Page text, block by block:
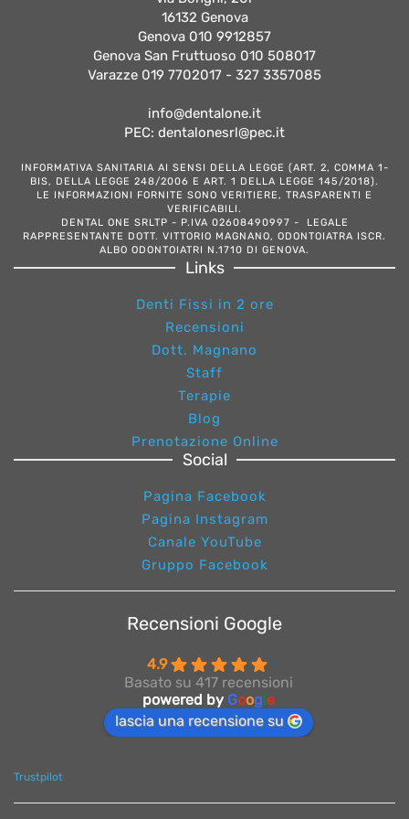
16132 Genova
Genova 010 9912857
Genova San Fruttuoso 010 508017
Varazze 019 7702017 - 327 3357085
info@dentalone.it
PEC: dentalonesrl@pec.it
INFORMATIVA SANITARIA AI SENSI DELLA LEGGE (ART. 2, COMMA 1-
BIS, DELLA LEGGE 248/2006 E ART. 1 DELLA LEGGE 145/2018).
LE INFORMAZIONI FORNITE SONO VERITIERE, TRASPARENTI E
VERIFICABILI.
DENTAL ONE SRLTP - P.IVA 02608490997 - LEGALE
RAPPRESENTANTE DOTT. VITTORIO MAGNANO, ODONTOIATRA ISCR.
ALBO ODONTOIATRI N.1710 DI GENOVA.
Links
Denti Fissi in 2 ore
Recensioni
Dott. Magnano
Staff
Terapie
Blog
Prenotazione Online
Social
Pagina Facebook
Pagina Instagram
Canale YouTube
Gruppo Facebook
Recensioni Google
4.9
Basato su 417 recensioni
powered by Google
lascia una recensione su
Trustpilot